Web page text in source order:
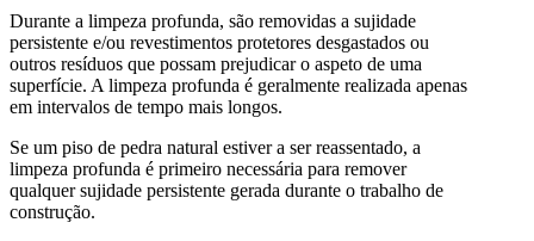
Durante a limpeza profunda, são removidas a sujidade
persistente e/ou revestimentos protetores desgastados ou
outros resíduos que possam prejudicar o aspeto de uma
superfície. A limpeza profunda é geralmente realizada apenas
em intervalos de tempo mais longos.
Se um piso de pedra natural estiver a ser reassentado, a
limpeza profunda é primeiro necessária para remover
qualquer sujidade persistente gerada durante o trabalho de
construção.